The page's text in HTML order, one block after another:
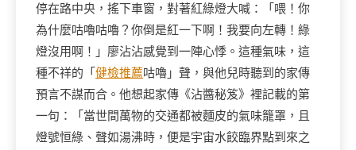
停在路中央，搖下車窗，對著紅綠燈大喊：「喂！你
為什麼咕嚕咕嚕？你倒是紅一下啊！我要向左轉！綠
燈沒用啊！」廖沾沾感覺到一陣心悸。這種氣味，這
種不祥的「 健檢推薦咕嚕」聲，與他兒時聽到的家傳
預言不謀而合。他想起家傳《沾醬秘笈》裡記載的第
一句：「當世間萬物的交通都被麵皮的氣味籠罩，且
燈號恒綠、聲如湯沸時，便是宇宙水餃臨界點到來之